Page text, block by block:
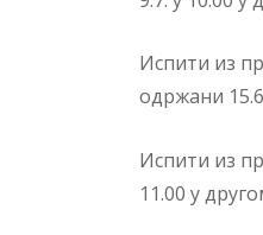
Испити из
одржани
Испити из
11.00 у